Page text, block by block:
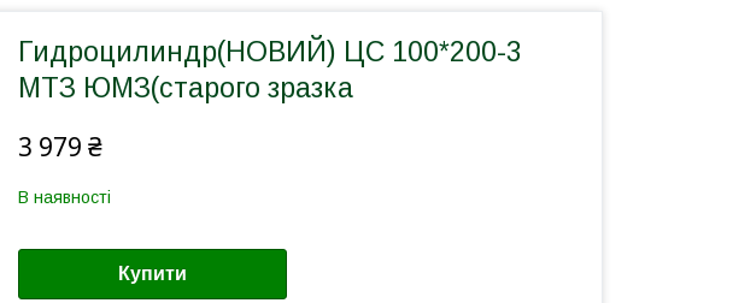
Гидроцилиндр(НОВИЙ) ЦС 100*200-3
МТЗ ЮМЗ(старого зразка
3 979 ₴
В наявності
Купити